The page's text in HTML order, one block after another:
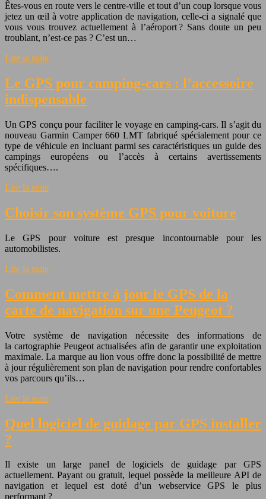
Êtes-vous en route vers le centre-ville et tout d’un coup lorsque vous
jetez un œil à votre application de navigation, celle-ci a signalé que
vous vous trouvez actuellement à l’aéroport ? Sans doute un peu
troublant, n’est-ce pas ? C’est un…
Lire la suite
Le GPS pour camping-cars : l’accessoire
indispensable
Un GPS conçu pour faciliter le voyage en camping-cars. Il s’agit du
nouveau Garmin Camper 660 LMT fabriqué spécialement pour ce
type de véhicule en incluant parmi ses caractéristiques un guide des
campings européens ou l’accès à certains avertissements
spécifiques….
Lire la suite
Choisir son système GPS pour voiture
Le GPS pour voiture est presque incontournable pour les
automobilistes.
Lire la suite
Comment mettre à jour le GPS de la
carte de navigation sur une Peugeot ?
Votre système de navigation nécessite des informations de
la cartographie Peugeot actualisées afin de garantir une exploitation
maximale. La marque au lion vous offre donc la possibilité de mettre
à jour régulièrement son plan de navigation pour rendre confortables
vos parcours qu’ils…
Lire la suite
Quel logiciel de guidage par GPS installer
?
Il existe un large panel de logiciels de guidage par GPS
actuellement. Payant ou gratuit, lequel possède la meilleure API de
navigation et lequel est doté d’un webservice GPS le plus
performant ?